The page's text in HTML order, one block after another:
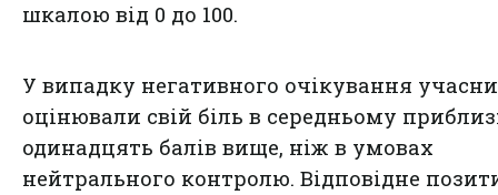
шкалою від 0 до 100.
У випадку негативного очікування
оцінювали свій біль в середньому
одинадцять балів вище, ніж в умовах
нейтрального контролю. Відповідне